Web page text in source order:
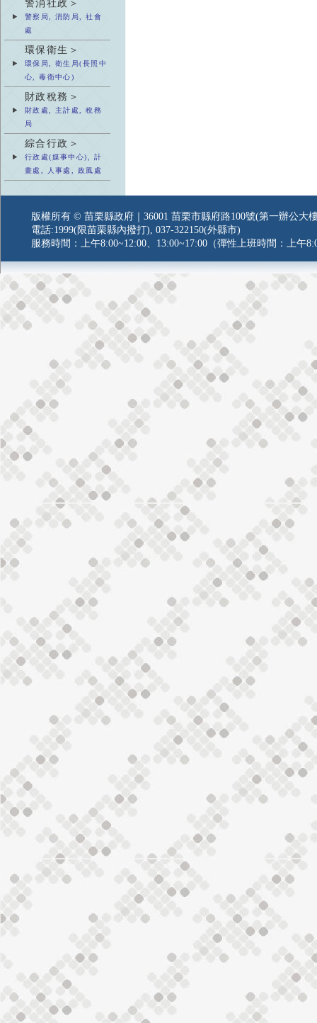
警消社政＞
警察局, 消防局, 社會
處
環保衛生＞
環保局, 衛生局(長照中
心, 毒衛中心)
財政稅務＞
財政處, 主計處, 稅務
局
綜合行政＞
行政處(媒事中心), 計
畫處, 人事處, 政風處
版權所有 © 苗栗縣政府｜36001 苗栗市縣府路100號(第一辦公大
電話:1999(限苗栗縣內撥打), 037-322150(外縣市)
服務時間：上午8:00~12:00、13:00~17:00（彈性上班時間：上午